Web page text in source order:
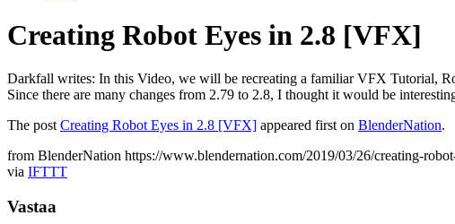
Creating Robot Eyes in 2.8 [VFX]
Darkfall writes: In this Video, we will be recreating a familiar VFX Tutorial,
Since there are many changes from 2.79 to 2.8, I thought it would be
The postCreating Robot Eyes in 2.8 [VFX] appeared first on BlenderNation.
from BlenderNation https://www.blendernation.com/2019/03/26/creating-
via IFTTT
Vastaa